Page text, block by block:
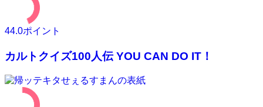
44.0ポイント
カルトクイズ100人伝 YOU CAN DO IT！